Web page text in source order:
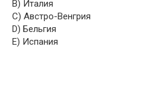
B) Италия
C) Австро-Венгрия
D) Бельгия
E) Испания